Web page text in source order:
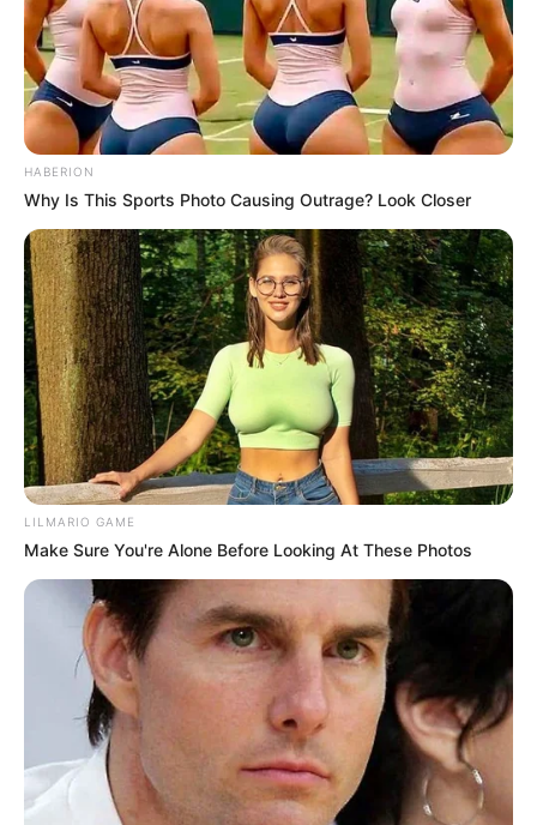
HABERION
Why Is This Sports Photo Causing Outrage? Look Closer
LILMARIO GAME
Make Sure You're Alone Before Looking At These Photos